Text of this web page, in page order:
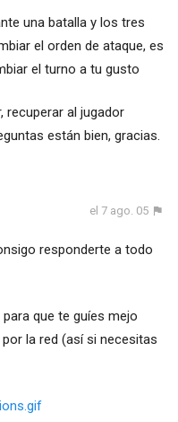
una batalla y los tres
el orden de ataque, es
el turno a tu gusto
recuperar al jugador
están bien, gracias.
el 7 ago. 05
responderte a todo
que te guíes mejo
la red (así si necesitas